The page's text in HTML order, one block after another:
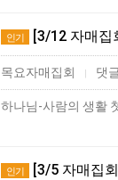
인기 [3/12 자매
목요자매집회 댓
하나님-사람의 생활
인기 [3/5 자매집